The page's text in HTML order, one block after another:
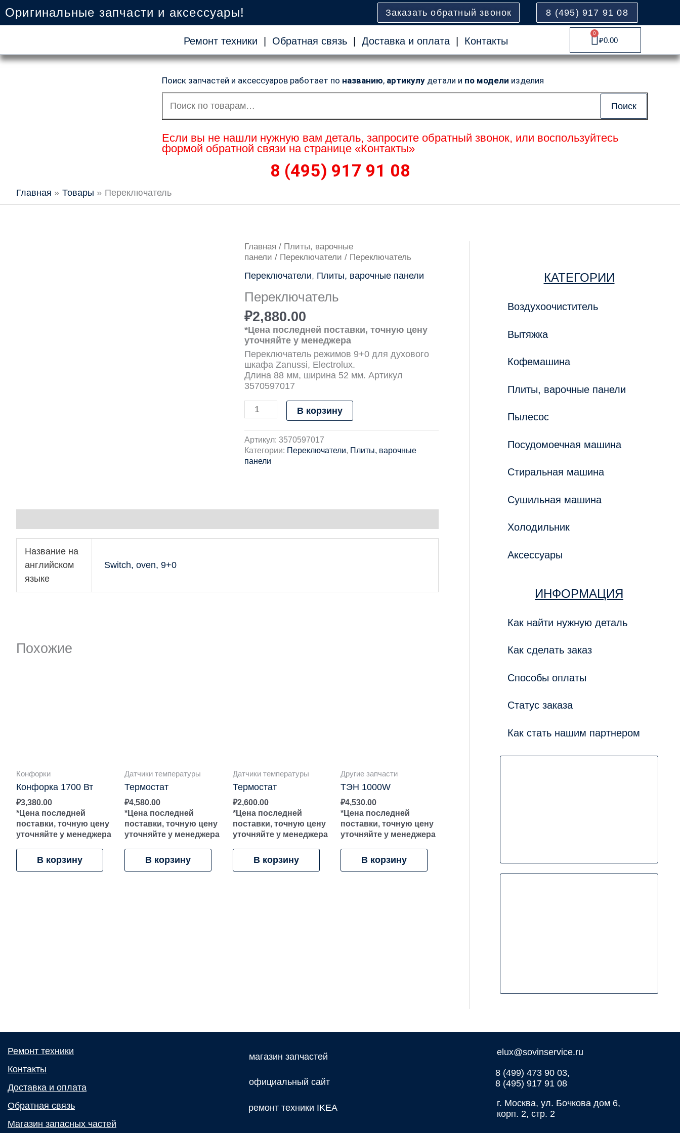
содержимому
Оригинальные запчасти и аксессуары! Заказать обратный звонок 8 (495) 917 91 08
Ремонт техники | Обратная связь| Доставка и оплата| Контакты ₽0.00
0
Cart
Поиск запчастей и аксессуаров работает по названию, артикулу детали и по модели изделия
Искать:
Поиск
Если вы не нашли нужную вам деталь, запросите обратный звонок, или воспользуйтесь
формой обратной связи на странице «Контакты»
8 (495) 917 91 08
Главная Товары Переключатель
Главная / Плиты, варочные
панели / Переключатели / Переключатель
Переключатели, Плиты, варочные панели
Переключатель
₽2,880.00
*Цена последней поставки, точную цену
уточняйте у менеджера
Переключатель режимов 9+0 для духового
шкафа Zanussi, Electrolux.
Длина 88 мм, ширина 52 мм. Артикул
3570597017
Количество
товара
В корзину
Артикул: 3570597017
Категории: Переключатели, Плиты, варочные
панели
Название на
английском
языке
Switch, oven, 9+0
Похожие
Конфорки
Конфорка 1700 Вт
₽3,380.00
*Цена последней
поставки, точную цену
уточняйте у менеджера
В корзину
Датчики температуры
Термостат
₽4,580.00
*Цена последней
поставки, точную цену
уточняйте у менеджера
В корзину
Датчики температуры
Термостат
₽2,600.00
*Цена последней
поставки, точную цену
уточняйте у менеджера
В корзину
Другие запчасти
ТЭН 1000W
₽4,530.00
*Цена последней
поставки, точную цену
уточняйте у менеджера
В корзину
КАТЕГОРИИ
Воздухоочиститель
Вытяжка
Кофемашина
Плиты, варочные панели
Пылесос
Посудомоечная машина
Стиральная машина
Сушильная машина
Холодильник
Аксессуары
ИНФОРМАЦИЯ
Как найти нужную деталь
Как сделать заказ
Способы оплаты
Статус заказа
Как стать нашим партнером
Ремонт техники
Контакты
Доставка и оплата
Обратная связь
Магазин запасных частей
магазин запчастей
официальный сайт
ремонт техники IKEA
elux@sovinservice.ru
8 (499) 473 90 03,
8 (495) 917 91 08
г. Москва, ул. Бочкова дом 6,
корп. 2, стр. 2